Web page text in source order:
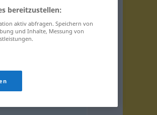
bereitzustellen:
aktiv abfragen. Speichern von
und Inhalte, Messung von